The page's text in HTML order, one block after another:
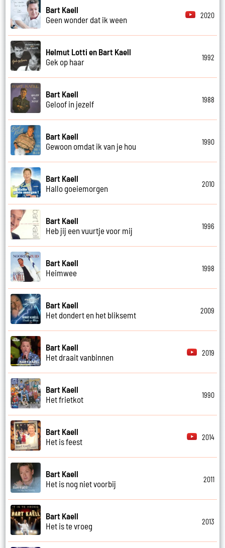
Bart Kaell
Geen wonder dat ik ween
2020
Helmut Lotti en Bart Kaell
Gek op haar
1992
Bart Kaell
Geloof in jezelf
1988
Bart Kaell
Gewoon omdat ik van je hou
1990
Bart Kaell
Hallo goeiemorgen
2010
Bart Kaell
Heb jij een vuurtje voor mij
1996
Bart Kaell
Heimwee
1998
Bart Kaell
Het dondert en het bliksemt
2009
Bart Kaell
Het draait vanbinnen
2019
Bart Kaell
Het frietkot
1990
Bart Kaell
Het is feest
2014
Bart Kaell
Het is nog niet voorbij
2011
Bart Kaell
Het is te vroeg
2013